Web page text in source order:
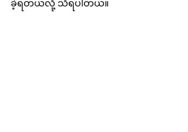
ခဲ့ရတယ်လို့ သိရပါတယ်။